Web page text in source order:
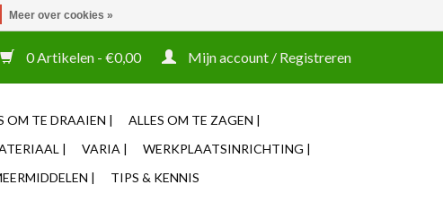
0 Artikelen - €0,00 Mijn account / Registreren
OM TE DRAAIEN |
ALLES OM TE ZAGEN |
| VARIA |
WERKPLAATSINRICHTING |
| TIPS & KENNIS
Meer over cookies »
Naast tooling ook machines Zakelijke login mogelijk